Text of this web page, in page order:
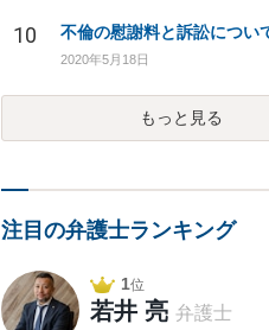
10 不倫の慰謝料と訴訟につい
2020年5月18日
もっと見る
注目の弁護士ランキング
1位
若井 亮 弁護士